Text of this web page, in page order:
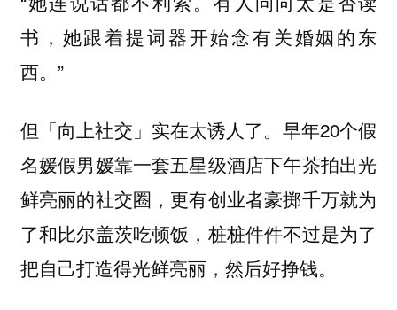
书，她跟着提词器开始念有关婚姻的东
西。”
但「向上社交 」实在太诱人了。早年20个假
名媛假男媛靠一套五星级酒店下午茶拍出光
鲜亮丽的社交圈，更有创业者豪掷千万就为
了和比尔盖茨吃顿饭，桩桩件件不过是为了
把自己打造得光鲜亮丽，然后好挣钱。